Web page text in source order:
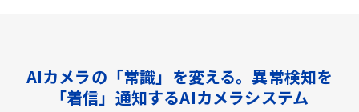
AIカメラの「常識」を変える。異常検知を
「着信」通知するAIカメラシステム